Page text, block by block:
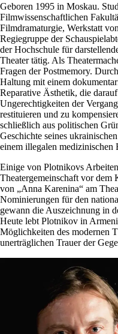
Geboren 1995 in Moskau.
Filmwissenschaftlichen
Filmdramaturgie, Werkstatt
Regiegruppe der
der Hochschule für
Theater tätig. Als
Fragen der Postmemory.
Haltung mit einem
Reparative Ästhetik, die
Ungerechtigkeiten der
restituieren und zu
schließlich aus politischen
Geschichte seines
einem illegalen
Einige von Plotnikovs
Theatergemeinschaft vor dem
von „Anna Karenina“ am
Nominierungen für den
gewann die Auszeichnung in
Heute lebt Plotnikov in
Möglichkeiten des modernen
unerträglichen Trauer der